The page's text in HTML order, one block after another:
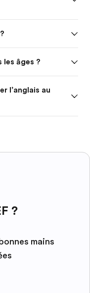
âges ?
l’anglais au
?
mains